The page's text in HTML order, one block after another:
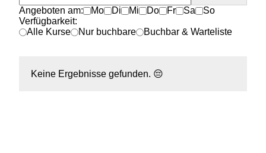
Angeboten am: Mo Di Mi Do Fr Sa
So
Verfügbarkeit:
Alle Kurse
Nur buchbare Buchbar & Warteliste
Keine Ergebnisse gefunden. 😔